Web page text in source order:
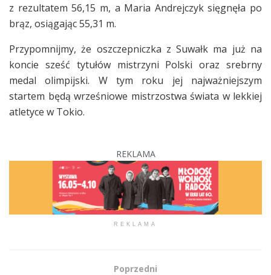
z rezultatem 56,15 m, a Maria Andrejczyk sięgnęła po
brąz, osiągając 55,31 m.
Przypomnijmy, że oszczepniczka z Suwałk ma już na
koncie sześć tytułów mistrzyni Polski oraz srebrny
medal olimpijski. W tym roku jej najważniejszym
startem będą wrześniowe mistrzostwa świata w lekkiej
atletyce w Tokio.
REKLAMA
REKLAMA
Poprzedni